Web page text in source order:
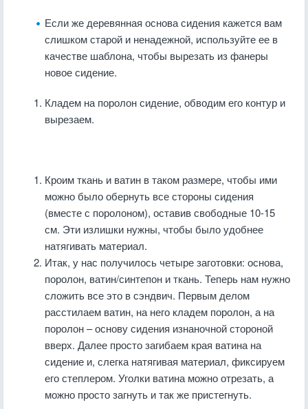
Если же деревянная основа сидения кажется вам
слишком старой и ненадежной, используйте ее в
качестве шаблона, чтобы вырезать из фанеры
новое сидение.
Кладем на поролон сидение, обводим его контур и
вырезаем.
Кроим ткань и ватин в таком размере, чтобы ими
можно было обернуть все стороны сидения
(вместе с поролоном), оставив свободные 10-15
см. Эти излишки нужны, чтобы было удобнее
натягивать материал.
Итак, у нас получилось четыре заготовки: основа,
поролон, ватин/синтепон и ткань. Теперь нам нужно
сложить все это в сэндвич. Первым делом
расстилаем ватин, на него кладем поролон, а на
поролон – основу сидения изнаночной стороной
вверх. Далее просто загибаем края ватина на
сидение и, слегка натягивая материал, фиксируем
его степлером. Уголки ватина можно отрезать, а
можно просто загнуть и так же пристегнуть.